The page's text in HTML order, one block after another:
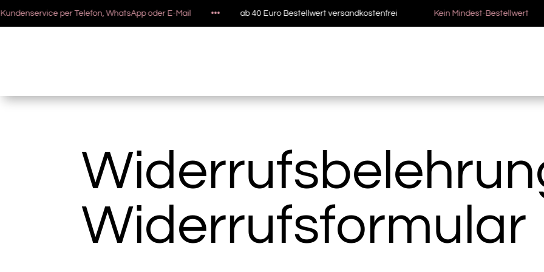
per Telefon, WhatsApp oder E-Mail ••• ab 40 Euro Bestellwert versandkostenfrei Kein Mindest-Bestellwert •••
Widerrufsformular